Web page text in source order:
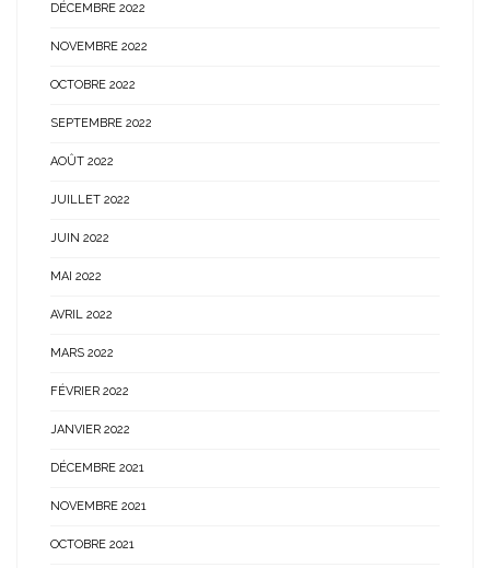
DÉCEMBRE 2022
NOVEMBRE 2022
OCTOBRE 2022
SEPTEMBRE 2022
AOÛT 2022
JUILLET 2022
JUIN 2022
MAI 2022
AVRIL 2022
MARS 2022
FÉVRIER 2022
JANVIER 2022
DÉCEMBRE 2021
NOVEMBRE 2021
OCTOBRE 2021